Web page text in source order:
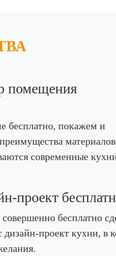
помещения
бесплатно, покажем и
современные
проект
бесплатно
дизайн-проект кухни, в